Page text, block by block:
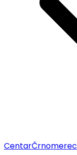
CentarČrnomerec